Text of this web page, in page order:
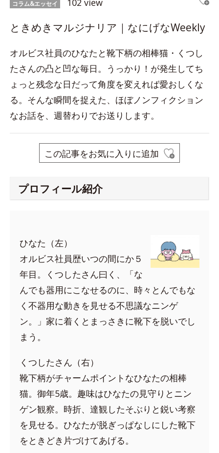
コラム&エッセイ 102 view
ときめきマルジナリア｜なにげなWeekly
オルビス社員のひなたと靴下柄の相棒猫・くつし
たさんの凸と凹な毎日。うっかり！が発生してち
ょっと残念な日だって角度を変えれば愛おしくな
る。そんな瞬間を捉えた、ほぼノンフィクション
なお話を、週替わりでお送りします。
この記事をお気に入りに追加
プロフィール紹介
ひなた（左）
オルビス社員歴いつの間にか５
年目。くつしたさん曰く、「な
んでも器用にこなせるのに、時々とんでもな
く不器用な動きを見せる不思議なニンゲ
ン。」家に着くとまっさきに靴下を脱いでし
まう。
くつしたさん（右）
靴下柄がチャームポイントなひなたの相棒
猫。御年5歳。趣味はひなたの見守りとニン
ゲン観察。時折、達観したそぶりと鋭い考察
を見せる。ひなたが脱ぎっぱなしにした靴下
をときどき片づけてあげる。